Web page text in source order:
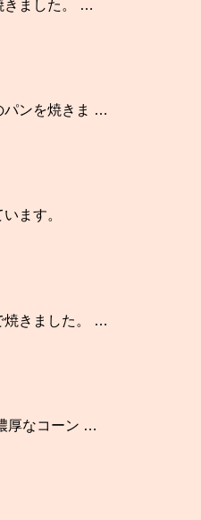
きました。 …
パンを焼きま …
ます。
焼きました。 …
厚なコーン …